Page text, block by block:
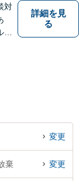
対
詳細を見
る
変更
棄 変更